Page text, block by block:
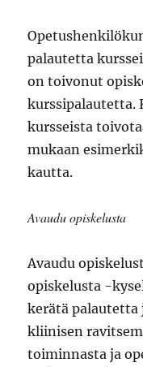
palautetta
on toivonut
kurssipalautetta.
kursseista
mukaan
kautta.
Avaudu opiskelusta
Avaudu
opiskelusta -
kerätä palautetta
kliinisen
toiminnasta ja